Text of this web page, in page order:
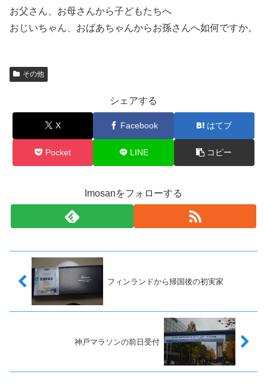
お父さん、お母さんから子どもたちへ
おじいちゃん、おばあちゃんからお孫さんへ如何ですか。
その他
シェアする
X Facebook はてブ
Pocket LINE コピー
Imosanをフォローする
フィンランドから帰国後の初実家
神戸マラソンの前日受付